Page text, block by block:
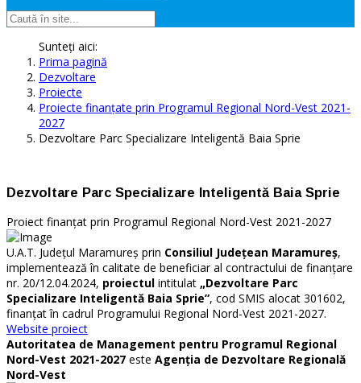
Sunteți aici:
Prima pagină
Dezvoltare
Proiecte
Proiecte finanțate prin Programul Regional Nord-Vest 2021-
2027
Dezvoltare Parc Specializare Inteligentă Baia Sprie
Dezvoltare Parc Specializare Inteligentă Baia Sprie
Proiect finanțat prin Programul Regional Nord-Vest 2021-2027
U.A.T. Județul Maramureș prin Consiliul Județean Maramureș,
implementează în calitate de beneficiar al contractului de finanțare
nr. 20/12.04.2024, proiectul intitulat „Dezvoltare Parc
Specializare Inteligentă Baia Sprie”, cod SMIS alocat 301602,
finanțat în cadrul Programului Regional Nord-Vest 2021-2027.
Website proiect
Autoritatea de Management pentru Programul Regional
Nord-Vest 2021-2027 este Agenția de Dezvoltare Regională
Nord-Vest